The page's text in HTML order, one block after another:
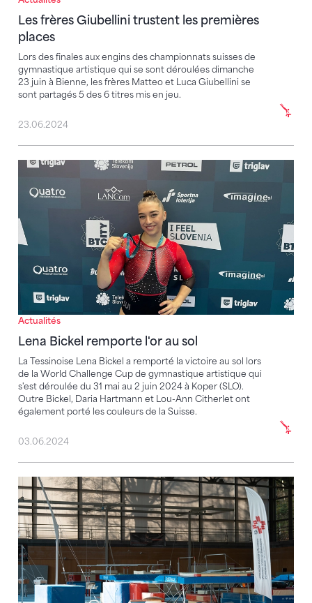
Les frères Giubellini trustent les premières
places
Lors des finales aux engins des championnats suisses de
gymnastique artistique qui se sont déroulées dimanche
23 juin à Bienne, les frères Matteo et Luca Giubellini se
sont partagés 5 des 6 titres mis en jeu.
23.06.2024
Actualités
Lena Bickel remporte l'or au sol
La Tessinoise Lena Bickel a remporté la victoire au sol lors
de la World Challenge Cup de gymnastique artistique qui
s'est déroulée du 31 mai au 2 juin 2024 à Koper (SLO).
Outre Bickel, Daria Hartmann et Lou-Ann Citherlet ont
également porté les couleurs de la Suisse.
Lena Bickel remporte l'or au sol
03.06.2024
Les cadres nationaux 2024 sont formés